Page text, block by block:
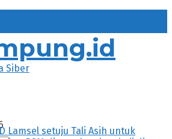
Siber